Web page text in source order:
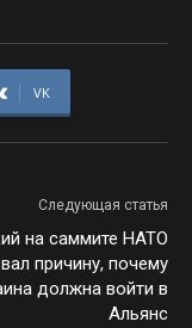
VK
Следующая статья
на саммите НАТО
причину, почему
должна войти в
Альянс